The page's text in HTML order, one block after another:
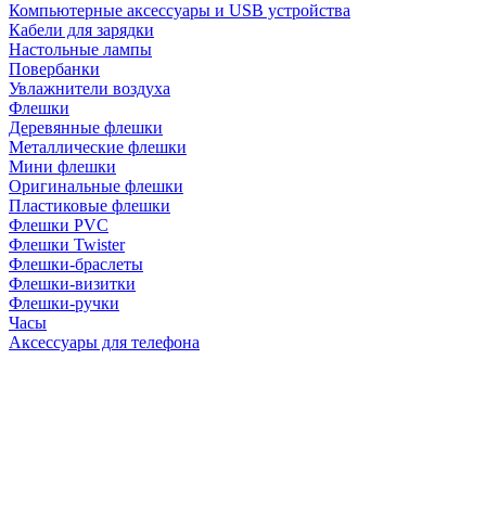
Компьютерные аксессуары и USB устройства
Кабели для зарядки
Настольные лампы
Повербанки
Увлажнители воздуха
Флешки
Деревянные флешки
Металлические флешки
Мини флешки
Оригинальные флешки
Пластиковые флешки
Флешки PVC
Флешки Twister
Флешки-браслеты
Флешки-визитки
Флешки-ручки
Часы
Аксессуары для телефона